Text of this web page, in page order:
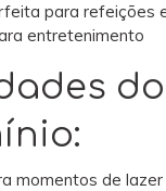
para refeições
entretenimento
do
momentos de